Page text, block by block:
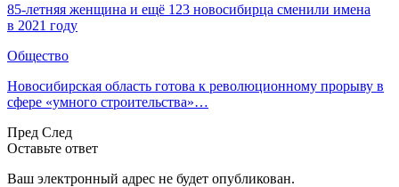
85-летняя женщина и ещё 123 новосибирца сменили имена
в 2021 году
Общество
Новосибирская область готова к революционному прорыву в
сфере «умного строительства»…
Пред След
Оставьте ответ
Ваш электронный адрес не будет опубликован.